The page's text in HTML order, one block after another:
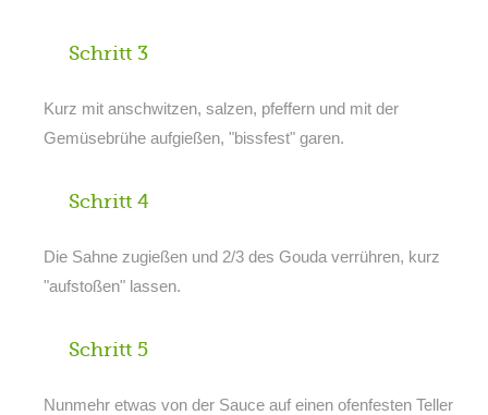
Schritt 3
Kurz mit anschwitzen, salzen, pfeffern und mit der
Gemüsebrühe aufgießen, "bissfest" garen.
Schritt 4
Die Sahne zugießen und 2/3 des Gouda verrühren, kurz
"aufstoßen" lassen.
Schritt 5
Nunmehr etwas von der Sauce auf einen ofenfesten Teller